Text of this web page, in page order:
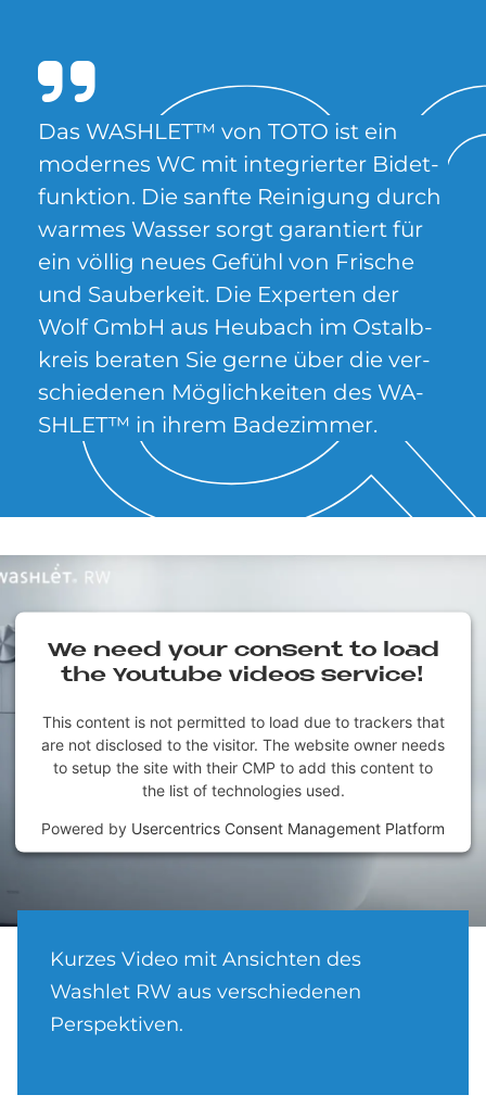
Das WA­SH­LE­T™ von TOTO ist ein
mo­der­nes WC mit in­te­grier­ter Bi­det­
funk­ti­on. Die sanf­te Rei­ni­gung durch
war­mes Was­ser sor­gt ga­ran­tiert für
ein völ­lig neu­es Ge­fühl von Fri­sche
und Sau­ber­keit. Die Ex­per­ten der
Wolf GmbH aus Heu­bach im Ost­alb­
kreis be­ra­ten Sie ger­ne über die ver­
schie­de­nen Mög­lich­kei­ten des WA­
SH­LE­T™ in ih­rem Ba­de­zim­mer.
We need your con­sent to load
the You­tube vi­de­os ser­vice!
This content is not permitted to load due to trackers that
are not disclosed to the visitor. The website owner needs
to setup the site with their CMP to add this content to
the list of technologies used.
Powered by Usercentrics Consent Management Platform
Kurzes Video mit Ansichten des
Washlet RW aus verschiedenen
Perspektiven.